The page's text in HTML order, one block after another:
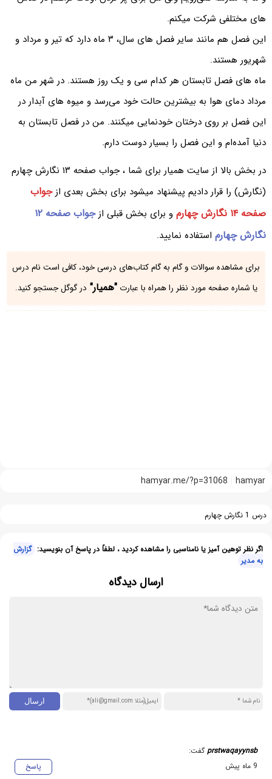
های مختلفی شرکت میکنم.
این فصل هم مانند سایر فصل های سال، ۳ ماه دارد که تیر و مرداد و
شهریور هستند.
ماه های فصل تابستان هر کدام سی و یک روز هستند. در شهر من ماه
مرداد دمای هوا به بیشترین حالت خود می‌رسد و میوه های آبدار در
این فصل بر روی درختان خودنمایی میکنند. من در فصل تابستان به
دنیا آمده‌‌ام و این فصل را بسیار دوست دارم.
در بخش بالا از سایت همیار برای شما ، جواب صفحه ۱۳ نگارش چهارم
(نگارش) را قرار دادیم پیشنهاد میشود برای بخش بعدی ازجواب
صفحه ۱۴ نگارش چهارم
و برای بخش قبلی از
جواب صفحه ۱۲
نگارش چهارم استفاده نمایید.
برای مشاهده سوالات و گام به گام کتاب‌های درسی خود، کافی است نام درس
یا شماره صفحه مورد نظر را همراه با عبارت"همیار" در گوگل جستجو کنید.
hamyar
hamyar.me/?p=31068
درس 1 نگارش چهارم
اگر نظر توهین آمیز یا نامناسبی را مشاهده کردید ، لطفاً در پاسخ آن بنویسید: گزارش
به مدیر
ارسال دیدگاه
prstwaqayynsb گفت:
پاسخ
9 ماه پیش